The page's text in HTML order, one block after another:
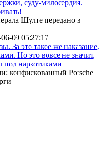
суду-милосердия.
Шулте передано в
06-09 05:27:17
За это такое же наказание,
Но это вовсе не значит,
под наркотиками.
конфискованный Porsche